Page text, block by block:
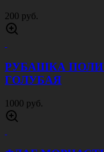
200 руб.
РУБАШКА
ГОЛУБАЯ
1000 руб.